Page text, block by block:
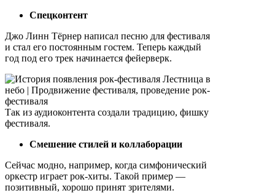
Спецконтент
Джо Линн Тёрнер написал песню для фестиваля
и стал его постоянным гостем. Теперь каждый
год под его трек начинается фейерверк.
Так из аудиоконтента создали традицию, фишку
фестиваля.
Смешение стилей и коллаборации
Сейчас модно, например, когда симфонический
оркестр играет рок-хиты. Такой пример —
позитивный, хорошо принят зрителями.